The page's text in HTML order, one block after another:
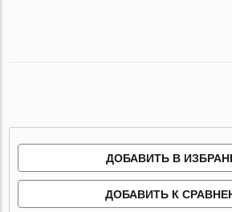
ДОБАВИТЬ В
ДОБАВИТЬ К